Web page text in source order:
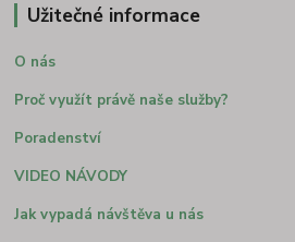
Užitečné informace
O nás
Proč využít právě naše služby?
Poradenství
VIDEO NÁVODY
Jak vypadá návštěva u nás